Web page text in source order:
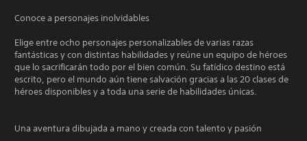
Conoce a personajes inolvidables
Elige entre ocho personajes personalizables de varias razas
fantásticas y con distintas habilidades y reúne un equipo de héroes
que lo sacrificarán todo por el bien común. Su fatídico destino está
escrito, pero el mundo aún tiene salvación gracias a las 20 clases de
héroes disponibles y a toda una serie de habilidades únicas.
Una aventura dibujada a mano y creada con talento y pasión